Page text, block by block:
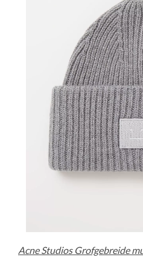
Acne Studios Grofgebreide